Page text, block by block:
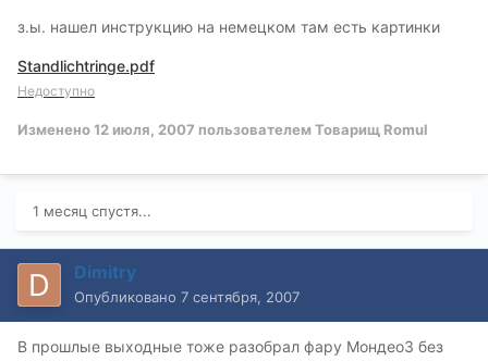
з.ы. нашел инструкцию на немецком там есть картинки
Standlichtringe.pdf
Недоступно
Изменено12 июля, 2007 пользователем Товарищ Romul
1 месяц спустя...
Dimitry
Опубликовано 7 сентября, 2007
В прошлые выходные тоже разобрал фару Мондео3 без